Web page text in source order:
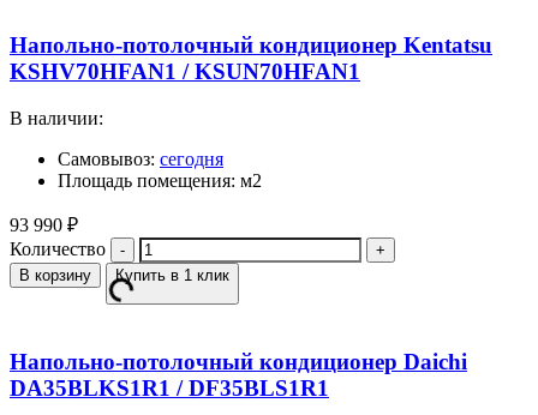
Напольно-потолочный кондиционер Kentatsu
KSHV70HFAN1 / KSUN70HFAN1
В наличии:
Самовывоз: сегодня
Площадь помещения: м2
93 990 ₽
Количество
В корзину Купить в 1 клик
Напольно-потолочный кондиционер Daichi
DA35BLKS1R1 / DF35BLS1R1